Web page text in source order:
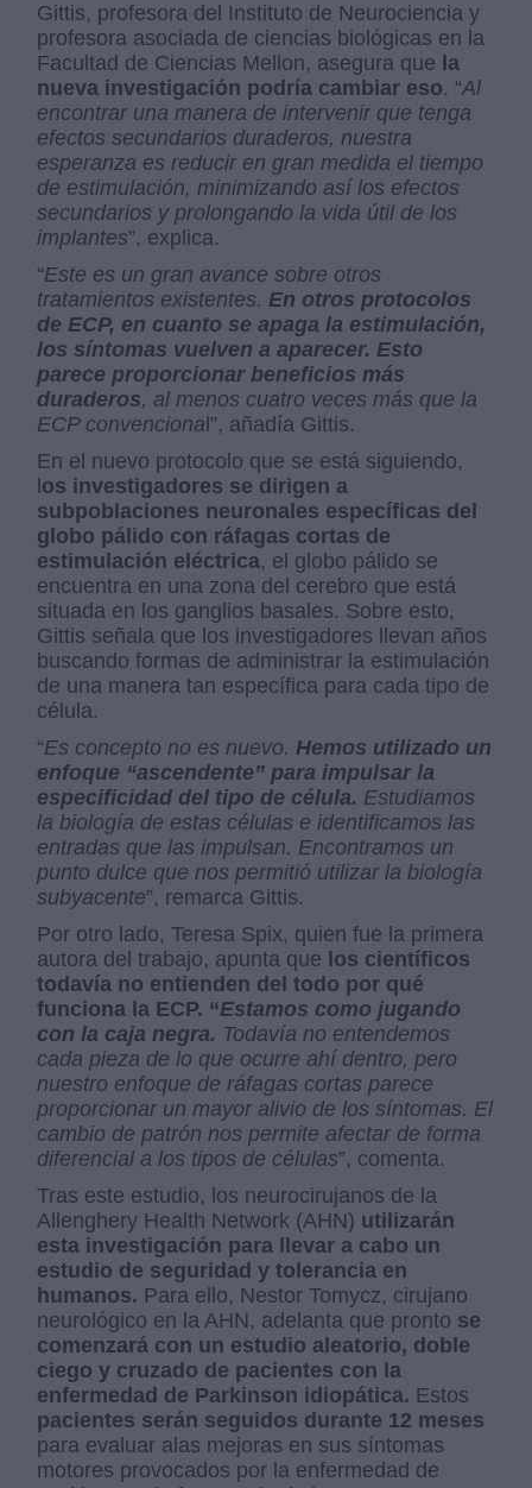
Gittis, profesora del Instituto de Neurociencia y
profesora asociada de ciencias biológicas en la
Facultad de Ciencias Mellon, asegura que la
nueva investigación podría cambiar eso. “Al
encontrar una manera de intervenir que tenga
efectos secundarios duraderos, nuestra
esperanza es reducir en gran medida el tiempo
de estimulación, minimizando así los efectos
secundarios y prolongando la vida útil de los
implantes”, explica.
“Este es un gran avance sobre otros
tratamientos existentes.En otros protocolos
de ECP, en cuanto se apaga la estimulación,
los síntomas vuelven a aparecer. Esto
parece proporcionar beneficios más
duraderos, al menos cuatro veces más que la
ECP convenciona l”, añadía Gittis.
En el nuevo protocolo que se está siguiendo,
os investigadores se dirigen a
subpoblaciones neuronales específicas del
globo pálido con ráfagas cortas de
estimulación eléctrica, el globo pálido se
encuentra en una zona del cerebro que está
situada en los ganglios basales. Sobre esto,
Gittis señala que los investigadores llevan años
buscando formas de administrar la estimulación
de una manera tan específica para cada tipo de
célula.
“Es concepto no es nuevo. Hemos utilizado un
enfoque “ascendente” para impulsar la
especificidad del tipo de célula. Estudiamos
la biología de estas células e identificamos las
entradas que las impulsan. Encontramos un
punto dulce que nos permitió utilizar la biología
subyacente”, remarca Gittis.
Por otro lado, Teresa Spix, quien fue la primera
autora del trabajo, apunta que los científicos
todavía no entienden del todo por qué
funciona la ECP. “Estamos como jugando
con la caja negra. Todavía no entendemos
cada pieza de lo que ocurre ahí dentro, pero
nuestro enfoque de ráfagas cortas parece
proporcionar un mayor alivio de los síntomas. El
cambio de patrón nos permite afectar de forma
diferencial a los tipos de células”, comenta.
Tras este estudio, los neurocirujanos de la
Allenghery Health Network (AHN) utilizarán
esta investigación para llevar a cabo un
estudio de seguridad y tolerancia en
humanos. Para ello, Nestor Tomycz, cirujano
neurológico en la AHN, adelanta que pronto se
comenzará con un estudio aleatorio, doble
ciego y cruzado de pacientes con la
enfermedad de Parkinson idiopática. Estos
pacientes serán seguidos durante 12 meses
para evaluar alas mejoras en sus síntomas
motores provocados por la enfermedad de